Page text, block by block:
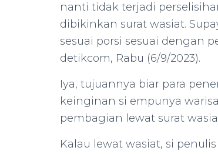
nanti tidak terjadi
dibikinkan surat wasiat.
sesuai porsi sesuai dengan
detikcom, Rabu (6/9/2023).
Iya, tujuannya biar para
keinginan si empunya
pembagian lewat surat
Kalau lewat wasiat, si